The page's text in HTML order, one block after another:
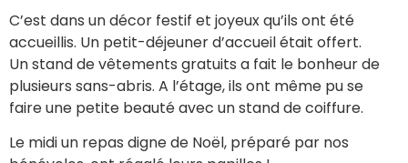
C’est dans un décor festif et joyeux qu’ils ont été
accueillis. Un petit-déjeuner d’accueil était offert.
Un stand de vêtements gratuits a fait le bonheur de
plusieurs sans-abris. A l’étage, ils ont même pu se
faire une petite beauté avec un stand de coiffure.
Le midi un repas digne de Noël, préparé par nos